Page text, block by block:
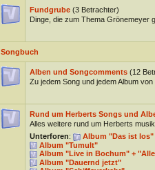
Fundgrube (3 Betrachter)
Dinge, die zum Thema Grönemeyer
Songbuch
Alben und Songcomments (12
Zu jedem Song und jedem Album
Rund um Herberts Songs und
Alles weitere rund um Herberts
Unterforen:
Album "Das ist los"
Album "Tumult"
Album "Live in Bochum" +
Album "Dauernd jetzt"